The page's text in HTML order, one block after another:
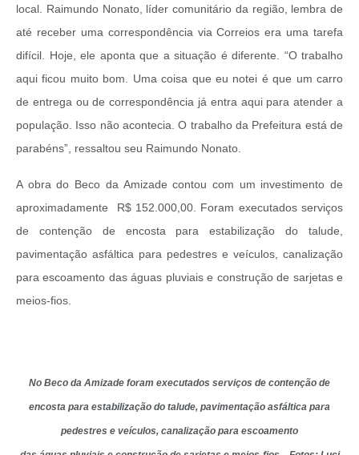
local. Raimundo Nonato, líder comunitário da região, lembra de
até receber uma correspondência via Correios era uma tarefa
difícil. Hoje, ele aponta que a situação é diferente. “O trabalho
aqui ficou muito bom. Uma coisa que eu notei é que um carro
de entrega ou de correspondência já entra aqui para atender a
população. Isso não acontecia. O trabalho da Prefeitura está de
parabéns”, ressaltou seu Raimundo Nonato.
A obra do Beco da Amizade contou com um investimento de
aproximadamente R$ 152.000,00. Foram executados serviços
de contenção de encosta para estabilização do talude,
pavimentação asfáltica para pedestres e veículos, canalização
para escoamento das águas pluviais e construção de sarjetas e
meios-fios.
No Beco da Amizade foram executados serviços de contenção de
encosta para estabilização do talude, pavimentação asfáltica para
pedestres e veículos, canalização para escoamento